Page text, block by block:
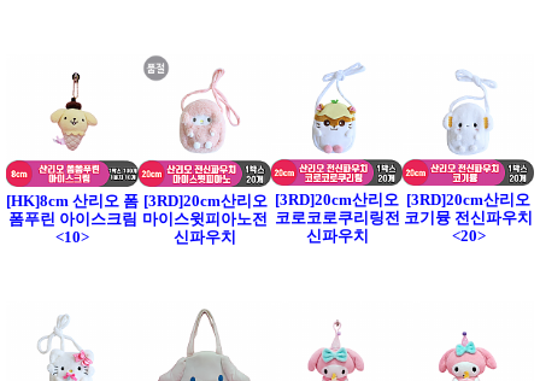
[HK]8cm 산리오 폼
폼푸린 아이스크림
<10>
[3RD]20cm산리오
마이스윗피아노전
신파우치
[3RD]20cm산리오
코로코로쿠리링전
신파우치
[3RD]20cm산리오
코기뮹 전신파우치
<20>